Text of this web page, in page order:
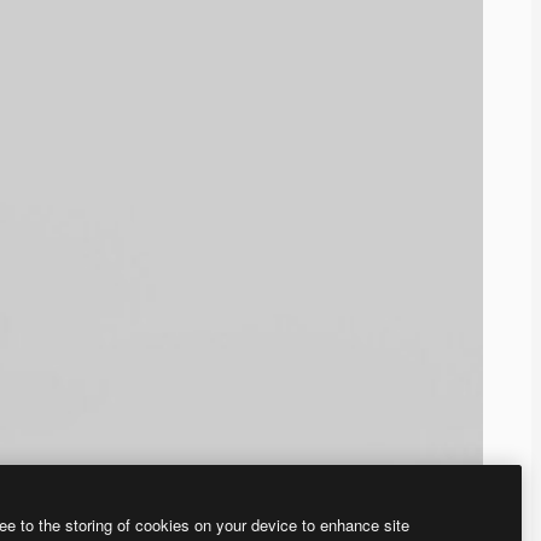
to the storing of cookies on your device to enhance site